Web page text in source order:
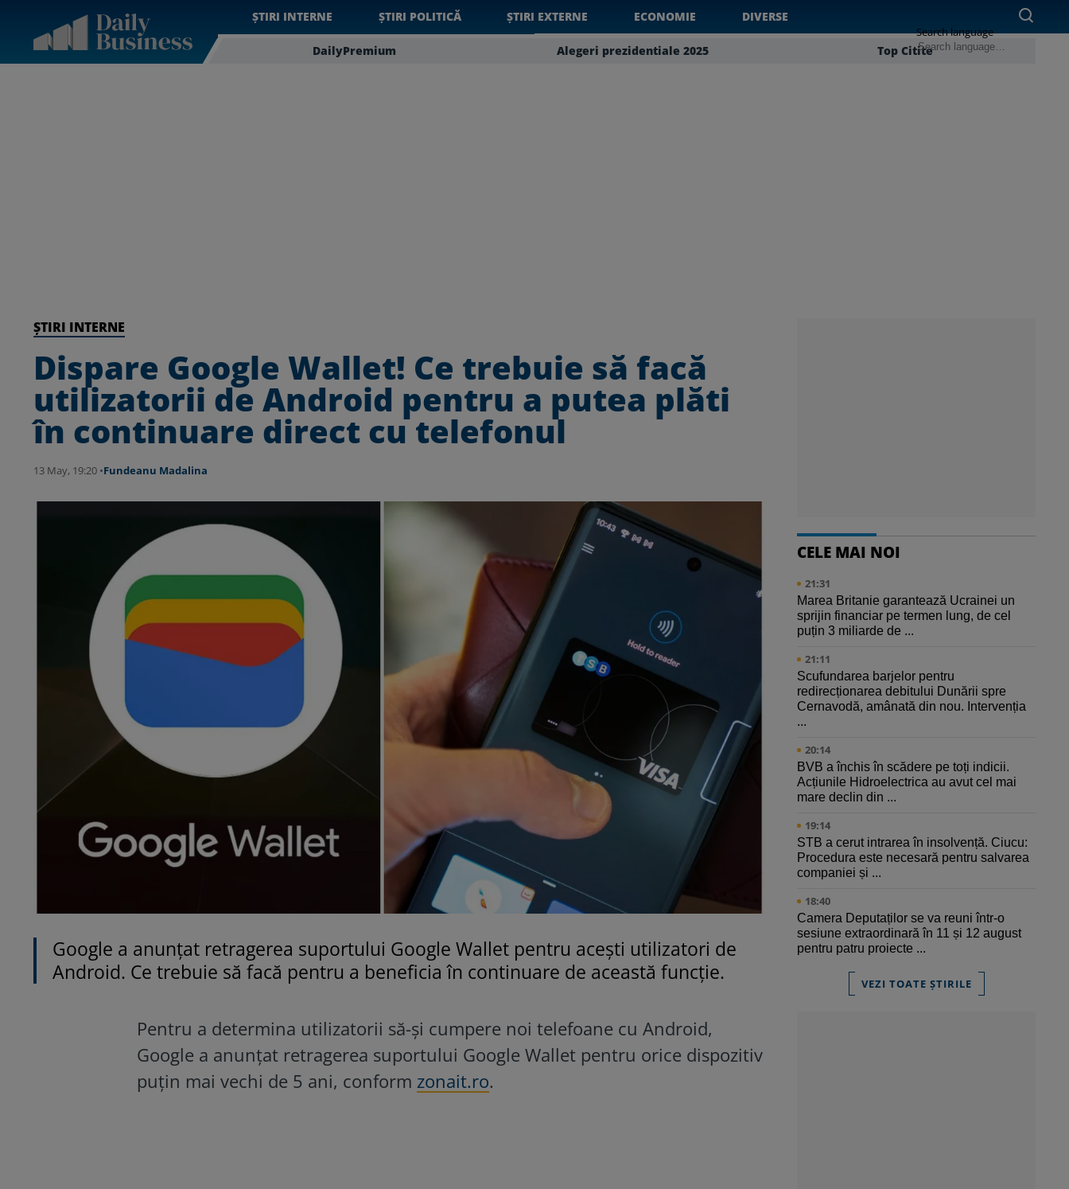
ȘTIRI INTERNE ȘTIRI POLITICĂ ȘTIRI EXTERNE ECONOMIE DIVERSE
DailyPremium Alegeri prezidentiale 2025 Top Citite
Search language
ȘTIRI INTERNE
Dispare Google Wallet! Ce trebuie să facă
utilizatorii de Android pentru a putea plăti
în continuare direct cu telefonul
13 May, 19:20 •Fundeanu Madalina
Google a anunțat retragerea suportului Google Wallet pentru acești utilizatori de
Android. Ce trebuie să facă pentru a beneficia în continuare de această funcție.
Pentru a determina utilizatorii să-și cumpere noi telefoane cu Android,
Google a anunțat retragerea suportului Google Wallet pentru orice dispozitiv
puțin mai vechi de 5 ani, conform zonait.ro.
CELE MAI NOI
21:31
Marea Britanie garantează Ucrainei un
sprijin financiar pe termen lung, de cel
puțin 3 miliarde de ...
21:11
Scufundarea barjelor pentru
redirecționarea debitului Dunării spre
Cernavodă, amânată din nou. Intervenția
...
20:14
BVB a închis în scădere pe toți indicii.
Acțiunile Hidroelectrica au avut cel mai
mare declin din ...
19:14
STB a cerut intrarea în insolvență. Ciucu:
Procedura este necesară pentru salvarea
companiei și ...
18:40
Camera Deputaților se va reuni într-o
sesiune extraordinară în 11 și 12 august
pentru patru proiecte ...
VEZI TOATE ȘTIRILE